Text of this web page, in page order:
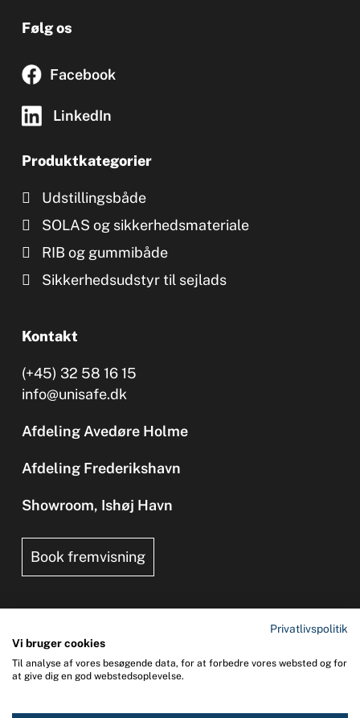
Følg os
Facebook
LinkedIn
Produktkategorier
Udstillingsbåde
SOLAS og sikkerhedsmateriale
RIB og gummibåde
Sikkerhedsudstyr til sejlads
Kontakt
(+45) 32 58 16 15
info@unisafe.dk
Afdeling Avedøre Holme
Afdeling Frederikshavn
Showroom, Ishøj Havn
Book fremvisning
Copyright 2026 © UNI-SAFE Safety at Sea
Privatlivspolitik
Vi bruger cookies
Til analyse af vores besøgende data, for at forbedre vores websted og for
at give dig en god webstedsoplevelse.